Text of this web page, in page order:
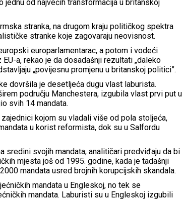
jednu od najvećih transformacija u britanskoj
stranka, na drugom kraju političkog spektra
stranke koje zagovaraju neovisnost.
europarlamentarac, a potom i vodeći
a, rekao je da dosadašnji rezultati „daleko
„povijesnu promjenu u britanskoj politici”.
dovršila je desetljeća dugu vlast laburista.
području Manchestera, izgubila vlast prvi put u
svih 14 mandata.
kojom su vladali više od pola stoljeća,
u korist reformista, dok su u Salfordu
sredini svojih mandata, analitičari predviđaju da bi
mjesta još od 1995. godine, kada je tadašnji
mandata usred brojnih korupcijskih skandala.
mandata u Engleskoj, no tek se
mandata. Laburisti su u Engleskoj izgubili